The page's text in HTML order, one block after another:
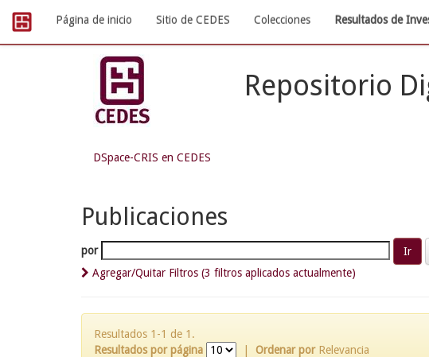
navigation
Página de inicio Sitio de CEDES Colecciones Resultados de
Repositorio
DSpace-CRIS en CEDES
Publicaciones
por
Agregar/Quitar Filtros (3 filtros aplicados actualmente)
Resultados 1-1 de 1.
Resultados por página
Ordenar por Relevancia